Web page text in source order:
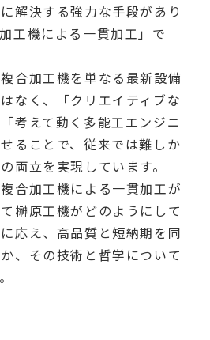
解決する強力な手段があり
工機による一貫加工」で
合加工機を単なる最新設備
なく、「クリエイティブな
考えて動く多能工エンジニ
ることで、従来では難しか
両立を実現しています。
合加工機による一貫加工が
榊原工機がどのようにして
応え、高品質と短納期を同
、その技術と哲学について